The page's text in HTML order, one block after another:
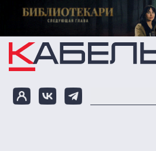
Перейти к основному содержанию